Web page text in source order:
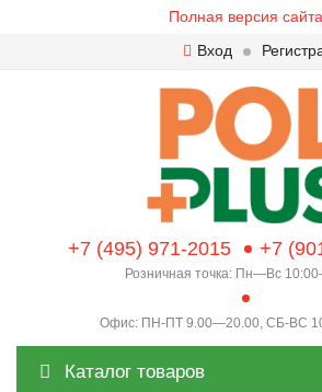
Полная версия сайта
Вход
+7 (495) 971-2015 +7
Розничная точка: Пн—Вс
Офис: ПН-ПТ 9.00—20.00, СБ-ВС
Каталог товаров